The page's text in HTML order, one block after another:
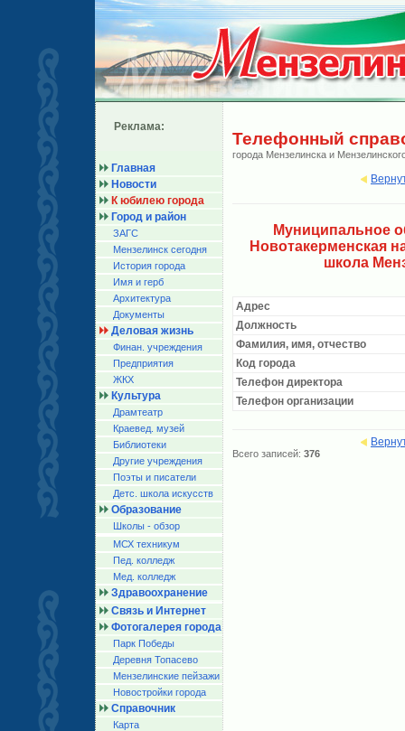
Реклама:
Главная
Новости
К юбилею города
Город и район
ЗАГС
Мензелинск сегодня
История города
Имя и герб
Архитектура
Документы
Деловая жизнь
Финан. учреждения
Предприятия
ЖКХ
Культура
Драмтеатр
Краевед. музей
Библиотеки
Другие учреждения
Поэты и писатели
Детс. школа искусств
Образование
Школы - обзор
МСХ техникум
Пед. колледж
Мед. колледж
Здравоохранение
Связь и Интернет
Фотогалерея города
Парк Победы
Деревня Топасево
Мензелинские пейзажи
Новостройки города
Справочник
Карта
Телефонный
города Мензелинска и
Муниципальное
Новотакерменская
школа
Адрес
Должность
Фамилия, имя, отчество
Код города
Телефон директора
Телефон организации
Всего записей: 376